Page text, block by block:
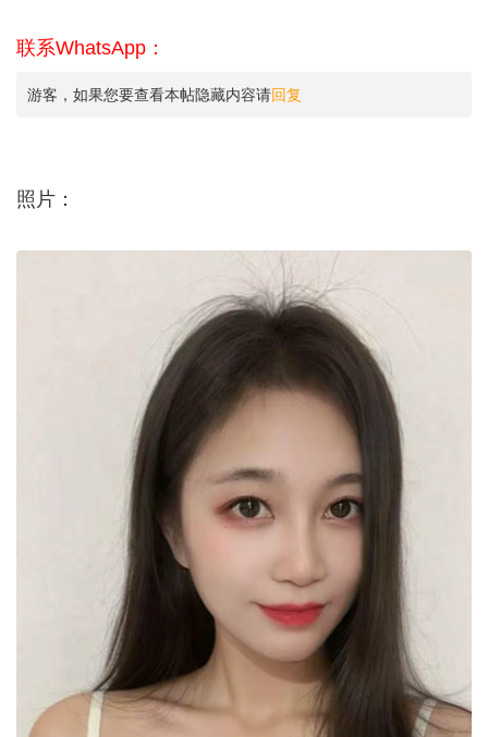
联系WhatsApp：
游客，如果您要查看本帖隐藏内容请回复
照片：